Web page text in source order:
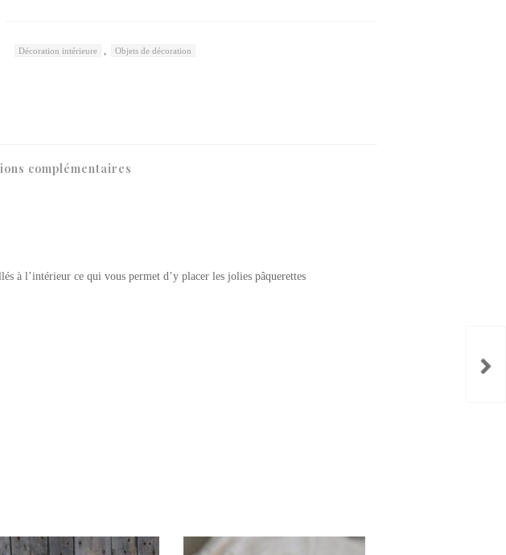
Décoration intérieure Objets de décoration
complémentaires
à l’intérieur ce qui vous permet d’y placer les jolies pâquerettes
Set